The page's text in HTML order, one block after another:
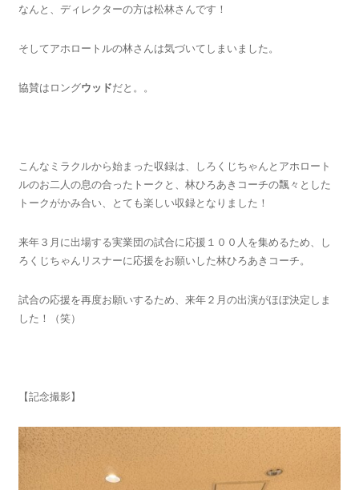
なんと、ディレクターの方は松林さんです！
そしてアホロートルの林さんは気づいてしまいました。
協賛はロングウッドだと。。
こんなミラクルから始まった収録は、しろくじちゃんとアホロート
ルのお二人の息の合ったトークと、林ひろあきコーチの飄々とした
トークがかみ合い、とても楽しい収録となりました！
来年３月に出場する実業団の試合に応援１００人を集めるため、し
ろくじちゃんリスナーに応援をお願いした林ひろあきコーチ。
試合の応援を再度お願いするため、来年２月の出演がほぼ決定しま
した！（笑）
【記念撮影】